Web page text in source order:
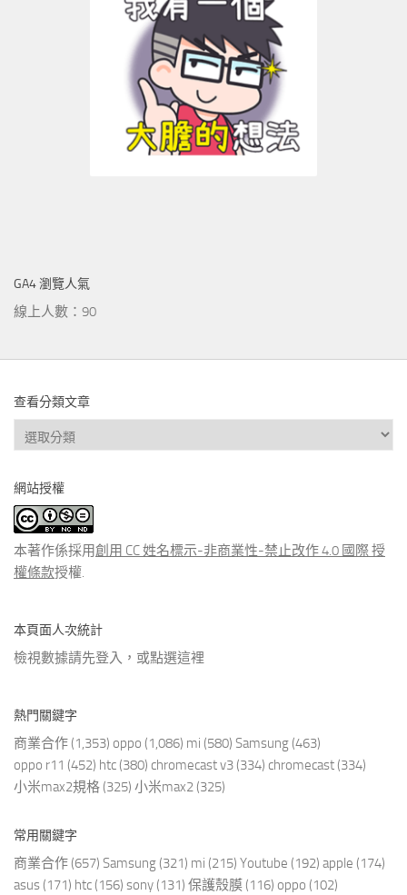
GA4 瀏覽人氣
線上人數：90
查看分類文章
查
看
類
文
章
網站授權
本著作係採用創用 CC 姓名標示-非商業性-禁止改作 4.0 國際 授
權條款授權.
本頁面人次統計
檢視數據請先登入，或點選這裡
熱門關鍵字
商業合作 (1,353) oppo (1,086) mi (580) Samsung (463)
oppo r11 (452) htc (380) chromecast v3 (334) chromecast (334)
小米max2規格 (325) 小米max2 (325)
常用關鍵字
商業合作 (657) Samsung (321) mi (215) Youtube (192) apple (174)
asus (171) htc (156) sony (131) 保護殼膜 (116) oppo (102)